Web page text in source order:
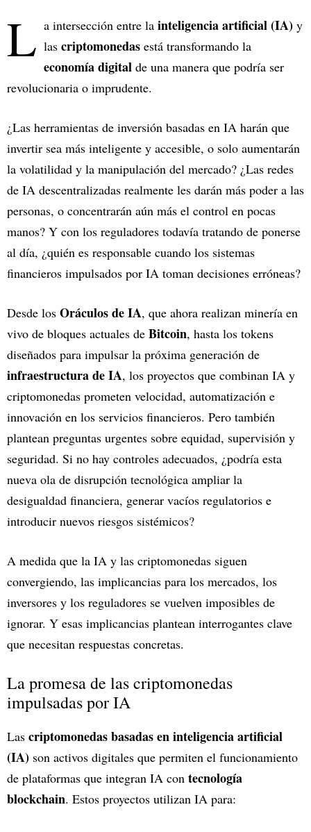
L a intersección entre la inteligencia artificial (IA) y
las criptomonedas está transformando la
economía digital de una manera que podría ser
revolucionaria o imprudente.
¿Las herramientas de inversión basadas en IA harán que
invertir sea más inteligente y accesible, o solo aumentarán
la volatilidad y la manipulación del mercado? ¿Las redes
de IA descentralizadas realmente les darán más poder a las
personas, o concentrarán aún más el control en pocas
manos? Y con los reguladores todavía tratando de ponerse
al día, ¿quién es responsable cuando los sistemas
financieros impulsados por IA toman decisiones erróneas?
Desde los Oráculos de IA, que ahora realizan minería en
vivo de bloques actuales de Bitcoin, hasta los tokens
diseñados para impulsar la próxima generación de
infraestructura de IA, los proyectos que combinan IA y
criptomonedas prometen velocidad, automatización e
innovación en los servicios financieros. Pero también
plantean preguntas urgentes sobre equidad, supervisión y
seguridad. Si no hay controles adecuados, ¿podría esta
nueva ola de disrupción tecnológica ampliar la
desigualdad financiera, generar vacíos regulatorios e
introducir nuevos riesgos sistémicos?
A medida que la IA y las criptomonedas siguen
convergiendo, las implicancias para los mercados, los
inversores y los reguladores se vuelven imposibles de
ignorar. Y esas implicancias plantean interrogantes clave
que necesitan respuestas concretas.
La promesa de las criptomonedas
impulsadas por IA
Las criptomonedas basadas en inteligencia artificial
(IA) son activos digitales que permiten el funcionamiento
de plataformas que integran IA con tecnología
blockchain. Estos proyectos utilizan IA para: